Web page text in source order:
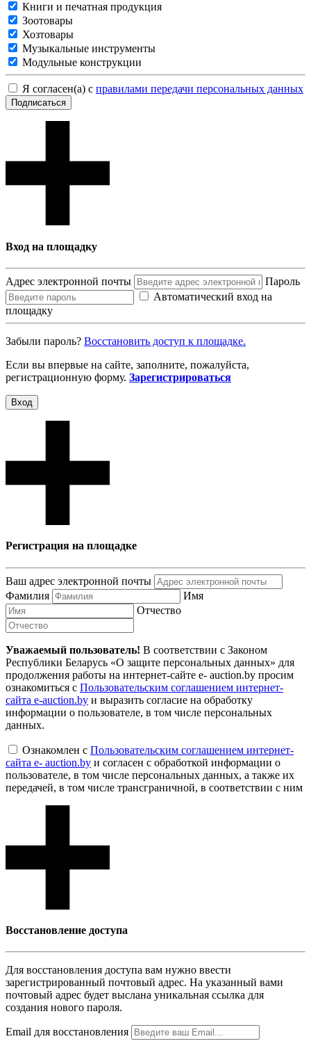
Книги и печатная продукция
Зоотовары
Хозтовары
Музыкальные инструменты
Модульные конструкции
Я согласен(а) с правилами передачи персональных данных
Подписаться
Вход на площадку
Адрес электронной почты
Пароль
Автоматический вход на
площадку
Забыли пароль? Восcтановить доступ к площадке.
Если вы впервые на сайте, заполните, пожалуйста,
регистрационную форму. Зарегистрироваться
Вход
Регистрация на площадке
Ваш адрес электронной почты
Фамилия
Имя
Отчество
Уважаемый пользователь! В соответствии с Законом
Республики Беларусь «О защите персональных данных» для
продолжения работы на интернет-сайте e- auction.by просим
ознакомиться с Пользовательским соглашением интернет-
сайта e-auction.by и выразить согласие на обработку
информации о пользователе, в том числе персональных
данных.
Ознакомлен с Пользовательским соглашением интернет-
сайта e- auction.by и согласен с обработкой информации о
пользователе, в том числе персональных данных, а также их
передачей, в том числе трансграничной, в соответствии с ним
Восcтановление доступа
Для восcтановления доступа вам нужно ввести
зарегистрированный почтовый адрес. На указанный вами
почтовый адрес будет выслана уникальная ссылка для
создания нового пароля.
Email для восcтановления